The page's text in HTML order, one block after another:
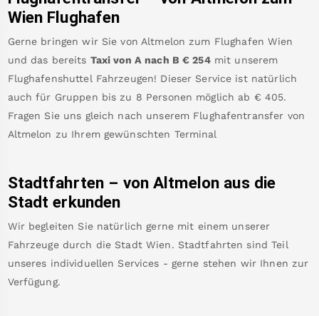
Wien Flughafen
Gerne bringen wir Sie von Altmelon zum Flughafen Wien
und das bereits Taxi von A nach B €254 mit unserem
Flughafenshuttel Fahrzeugen! Dieser Service ist natürlich
auch für Gruppen bis zu 8 Personen möglich ab € 405.
Fragen Sie uns gleich nach unserem Flughafentransfer von
Altmelon zu Ihrem gewünschten Terminal
Stadtfahrten – von Altmelon aus die
Stadt erkunden
Wir begleiten Sie natürlich gerne mit einem unserer
Fahrzeuge durch die Stadt Wien. Stadtfahrten sind Teil
unseres individuellen Services - gerne stehen wir Ihnen zur
Verfügung.